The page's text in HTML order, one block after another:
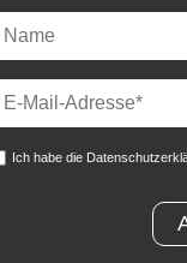
Ich habe die